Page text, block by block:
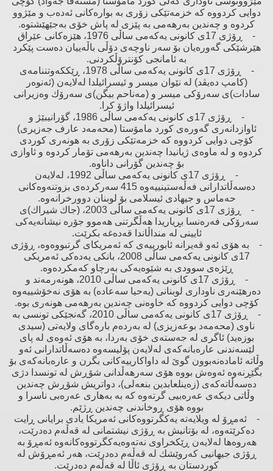
دوایی كردووە كە خزمەتێكی زۆری بە بوارەكانی ئەدەب ‌و مێژوو
كردوە ‌و چەندین بەرهەمی بە پێزی لە پاش خۆی بەجێهێشتوە.
- ڕۆژی 17ی كانونی یەكەمی ساڵی 1976، هێزەكانی عێراق
هێرشێكی گەورەیان بۆ سەر ناوچەی دۆڵی باڵەییان دەست پێكرد
بە ئامانجی كۆنترۆڵكردنی.
- ڕۆژی 17ی كانونی یەكەمی ساڵی 1978، ڕێككەوتننامەی
(كامپ دەیڤد) لە نێوان میسر ‌و ئیسرائیلدا لەلایەن (ئەنوەر
سادات)ی سەرۆكی میسر ‌و (مەناحم بیگن)ی سەرۆك وەزیرانی
ئیسرائیلدا واژۆ كرا.
- ڕۆژی 17ی كانونی یەكەمی ساڵی 1986، گۆرانیبێژ ‌و
ئاوازدانەری گەورەی كورد مامۆستا (محەمەد عارف جەزیری)
كۆچی دوایی كردووە كە خزمەتێكی زۆری بە هونەری كوردی
كردوە ‌و لە ماوەی ژیانیدا چەندین بەرهەمی تۆمار كردوە ‌و ئاوازی
بۆ چەندین گۆرانی داناوە.
- ڕۆژی 17ی كانونی یەكەمی ساڵی 1992، لەلایەن
دەسەڵاتدارانی فەڵەستینییەوە 415 سەركردەی بزوتنەوەكانی
حەماس ‌و جیهادی ئیسلامی بۆ لوبنان دوورخرانەوە.
- ڕۆژی 17ی كانونی یەكەمی ساڵی 2003، (جاك شیراك)ی
سەرۆكی فەرەنسا بڕیاریدا هەڵگرتنی هەموو جۆرە نیشانەیەكی
ئایینی لە منداڵاندا قەدەغە بكرێت.
- بە هۆی ئەو قەیرانە ئابورییەی كە ئەمریكای گرتبووەوە، ڕۆژی
17ی كانونی یەكەمی ساڵی 2008، بانكی یەدەكی ئەمریكی
ڕێژەی سوودی بە شێوەیەكی بەرچاو كەمكردەوە.
- ڕۆژی 17ی كانونی یەكەمی ساڵی 2010، هونەرمەند ‌و
دەرهێنەری ناوداری لوبنانی (یەحیا سەعادە) بە هۆی نەخۆشییەوە
كۆچی دوایی كردووە كە خاوەنی چەندین بەرهەمی هونەری بوە.
- ڕۆژی 17ی كانونی یەكەمی ساڵی 2010، گەنجێكی تونسی بە
ناوی (محەمەد بوعەزیزی) لە بەردەم بارەگای ولایەتی (سیدی
بوزەید) ئاگری لە جەستەی خۆی بەردا، بە هۆی ئەوەی لە پای
لێسەندنی عارەبانەكەی لەلایەن پۆلیسەوە دەسەڵاتدارانی ئەو
وڵاتە ئامادەنەبوون گوێ‌ لە داواكارییەكانی بگرن ‌و عارەبانەكەی بۆ
بگێڕنەوە ئەوەش بووە هۆی سەرهەڵدانی شۆڕش لە تونسدا دژی
دەسەڵاتەكەی (زەینلعابدین بنعەلی)، دواتریش شۆڕش چەندین
وڵاتی دیكەی عەرەبیی گرتەوە كە بە بەهاری عەرەبی ناسرا ‌و
بووە هۆی ڕوخاندنی چەندین ڕژێم.
- ئەمڕۆ لە ویلایەتە یەكگرتووەكانی ئەمریكا یادی برایانی ڕایت
دەكرێتەوە، لە بۆتانیش بە ڕۆژی نیشتمانی لە قەڵەم دەدرێت،
هەروەها لەلایەن ڕێكخراوی نەتەوەیەكگرتووەكانەوە ئەمڕۆ بە
ڕۆژی جیهانیی كەروێشك لە قەڵەم دەدرێت، هەر ئەمڕۆش لە
كوردستان بە ڕۆژی ئاڵا لە قەڵەم دەدرێت.